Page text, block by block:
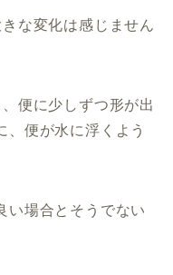
な変化は感じません
便に少しずつ形が出
、便が水に浮くよう
い場合とそうでない